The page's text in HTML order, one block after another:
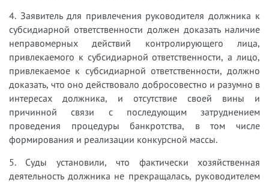
4. Заявитель для привлечения руководителя должника к
субсидиарной ответственности должен доказать наличие
неправомерных действий контролирующего лица,
привлекаемого к субсидиарной ответственности, а лицо,
привлекаемое к субсидиарной ответственности, должно
доказать, что оно действовало добросовестно и разумно в
интересах должника, и отсутствие своей вины и
причинной связи с последующим затруднением
проведения процедуры банкротства, в том числе
формирования и реализации конкурсной массы.
5. Суды установили, что фактически хозяйственная
деятельность должника не прекращалась, руководителем